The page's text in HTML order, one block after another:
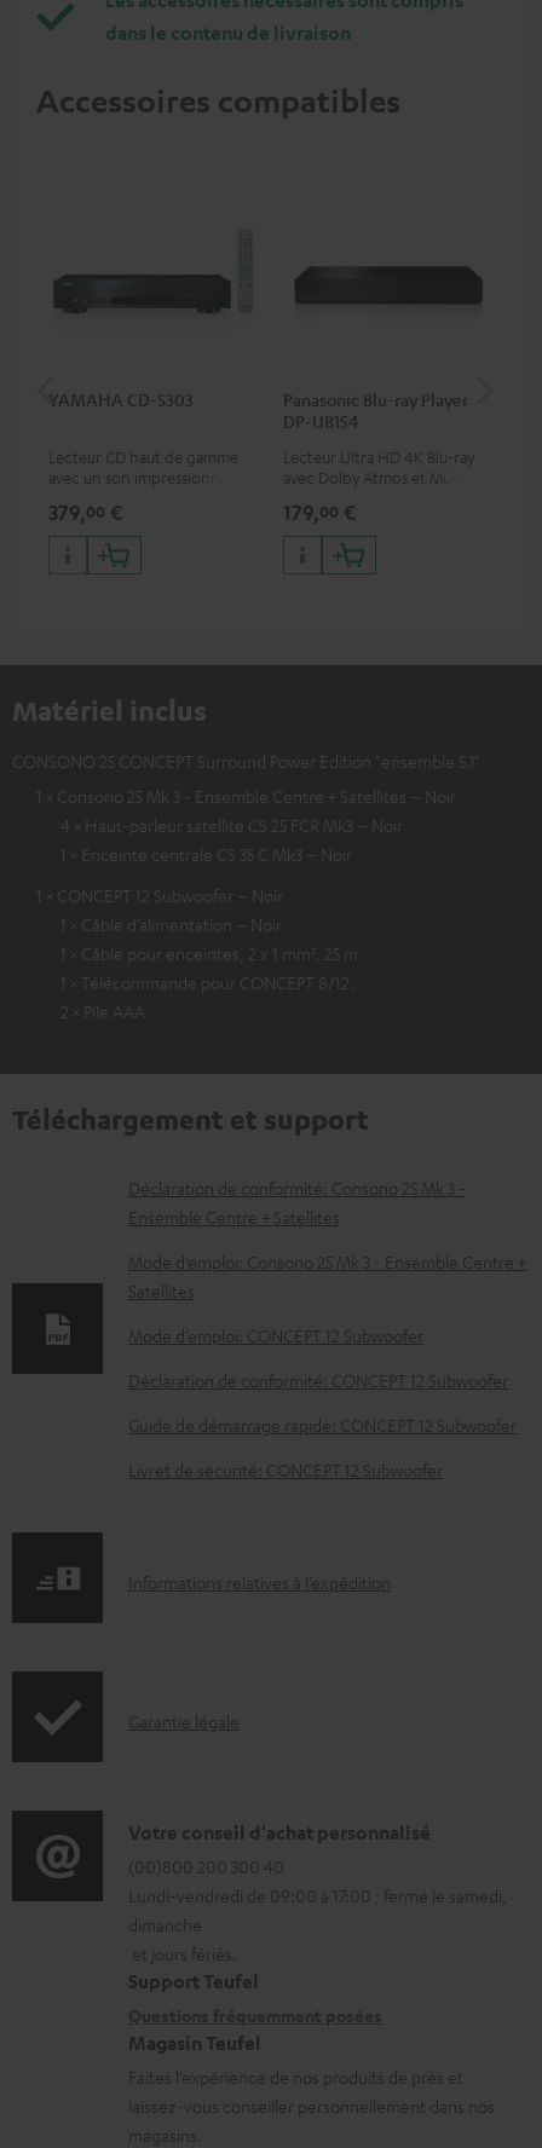
dans le contenu de livraison
Accessoires compatibles
YAMAHA CD-S303
Lecteur CD haut de gamme
avec un son impressionnant
379,00 €
Panasonic Blu-ray Player
DP-UB154
Lecteur Ultra HD 4K Blu-ray
avec Dolby Atmos et Multi
qualité d’image incroyable et
des couleurs contrastées
179,00 €
Matériel inclus
CONSONO 25 CONCEPT Surround Power Edition "ensemble 5.1"
1 × Consono 25 Mk 3 - Ensemble Centre + Satellites – Noir
4 × Haut-parleur satellite CS 25 FCR Mk3 – Noir
1 × Enceinte centrale CS 35 C Mk3 – Noir
1 × CONCEPT 12 Subwoofer – Noir
1 × Câble d’alimentation – Noir
1 × Câble pour enceintes, 2 x 1 mm², 25 m
1 × Télécommande pour CONCEPT 8/12.
2 × Pile AAA
Téléchargement et support
D
o
c
u
m
e
t
s
l
a
e
a
b
l
e
Déclaration de conformité: Consono 25 Mk 3 -
Ensemble Centre + Satellites
Mode d’emploi: Consono 25 Mk 3 - Ensemble Centre +
Satellites
Mode d’emploi: CONCEPT 12 Subwoofer
Déclaration de conformité: CONCEPT 12 Subwoofer
Guide de démarrage rapide: CONCEPT 12 Subwoofer
Livret de sécurité: CONCEPT 12 Subwoofer
I
r
t
i
o
n
s
e
a
Informations relatives à l’expédition
I
o
r
m
a
t
o
n
s
Garantie légale
D
é
t
a
i
s
c
o
Votre conseil d'achat personnalisé
(00)800 200 300 40
Lundi-vendredi de 09:00 à 17:00 ; fermé le samedi,
dimanche
et jours fériés.
Support Teufel
Magasin Teufel
Faites l’expérience de nos produits de près et
laissez-vous conseiller personnellement dans nos
magasins.